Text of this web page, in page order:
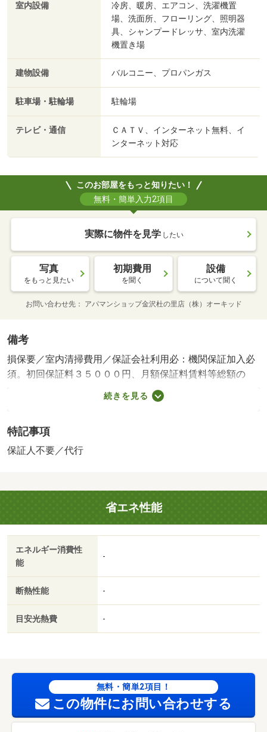
室内設備
冷房、暖房、エアコン、洗濯機置
場、洗面所、フローリング、照明器
具、シャンプードレッサ、室内洗濯
機置き場
建物設備 バルコニー、プロパンガス
駐車場・駐輪場 駐輪場
テレビ・通信
ＣＡＴＶ、インターネット無料、イ
ンターネット対応
このお部屋をもっと知りたい！
無料・簡単入力2項目
実際に物件を見学 したい
写真
をもっと見たい
初期費用
を聞く
設備
について聞く
お問い合わせ先 アパマンショップ金沢杜の里店（株）オーキッド
備考
損保要／室内清掃費用／保証会社利用必：機関保証加入必
須。初回保証料３５０００円、月額保証料賃料等総額の
１％＋８００円／月（その他商品あり）／［退去時費用
退去費用実費精算※故意・過失等別途実費］ＬＰガス料金
ームクリーニング料金にエアコンクリーニング費用を含み
ます。 保証会社：株式会社イントラスト／バストイレ
／温水洗浄便座／駐輪場／ＣＡＴＶ／即入居可／礼金不要
／敷金不要／照明付／全居室洋室／保証人不要／ネット使
用料不要／全居室６畳以上／プロパンガス／敷金・礼金不
要／保証会社利用可/賃貸戸数:6戸
続きを見る
特記事項
保証人不要／代行
省エネ性能
エネルギー消費性
能
-
断熱性能 -
目安光熱費 -
無料・簡単2項目！
この物件にお問い合わせする